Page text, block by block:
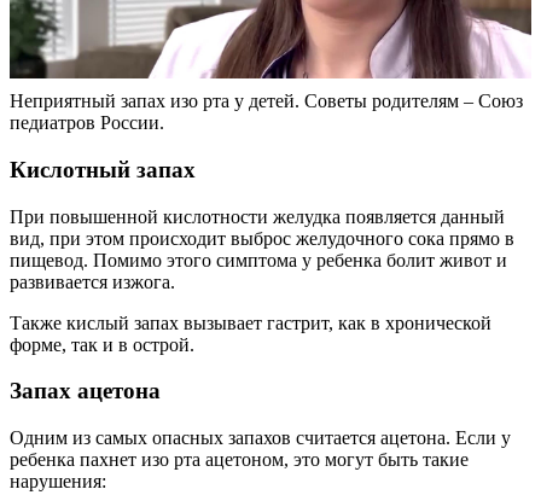
Неприятный запах изо рта у детей. Советы родителям – Союз
педиатров России.
Кислотный запах
При повышенной кислотности желудка появляется данный
вид, при этом происходит выброс желудочного сока прямо в
пищевод. Помимо этого симптома у ребенка болит живот и
развивается изжога.
Также кислый запах вызывает гастрит, как в хронической
форме, так и в острой.
Запах ацетона
Одним из самых опасных запахов считается ацетона. Если у
ребенка пахнет изо рта ацетоном, это могут быть такие
нарушения: